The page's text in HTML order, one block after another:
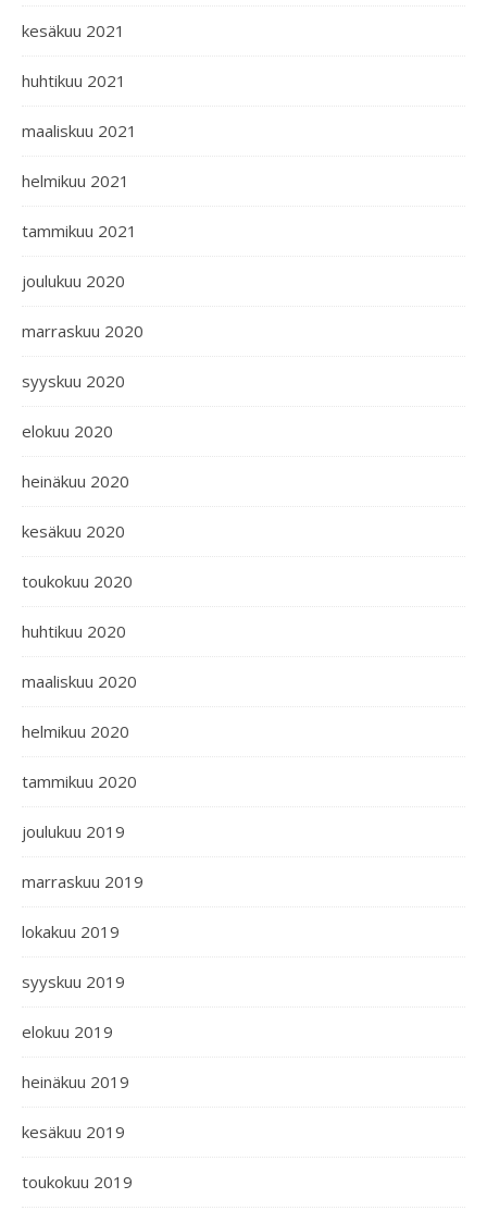
kesäkuu 2021
huhtikuu 2021
maaliskuu 2021
helmikuu 2021
tammikuu 2021
joulukuu 2020
marraskuu 2020
syyskuu 2020
elokuu 2020
heinäkuu 2020
kesäkuu 2020
toukokuu 2020
huhtikuu 2020
maaliskuu 2020
helmikuu 2020
tammikuu 2020
joulukuu 2019
marraskuu 2019
lokakuu 2019
syyskuu 2019
elokuu 2019
heinäkuu 2019
kesäkuu 2019
toukokuu 2019